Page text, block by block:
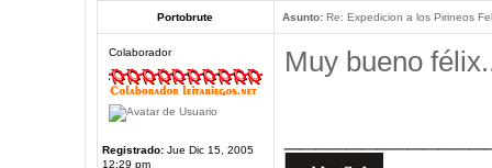
Portobrute Asunto:Re: Expedicion a los Pirineos
Colaborador
Registrado:Jue Dic 15, 2005
12:29 pm
Muy bueno